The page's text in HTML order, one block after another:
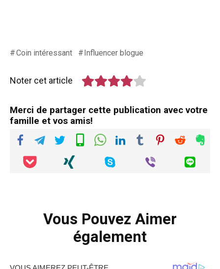
Coin intéressant Influencer blogue
Noter cet article
Merci de partager cette publication avec votre
famille et vos amis!
Vous Pouvez Aimer
également